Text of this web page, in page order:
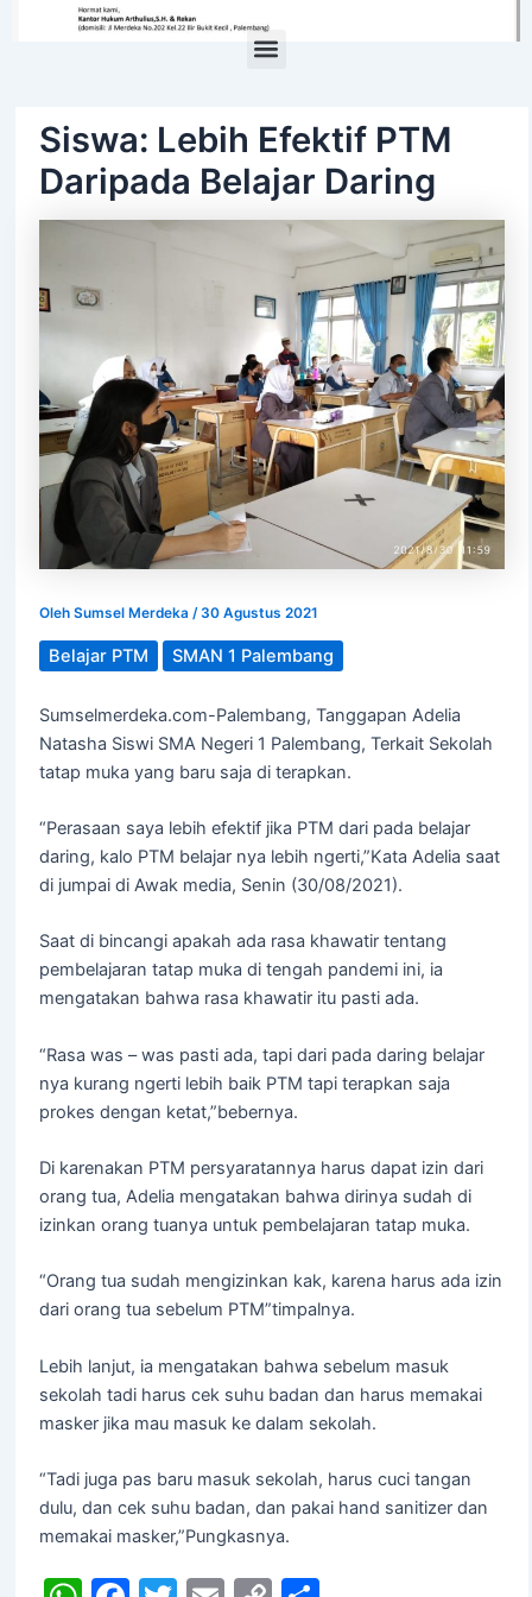
Siswa: Lebih Efektif PTM
Daripada Belajar Daring
Oleh Sumsel Merdeka /30 Agustus 2021
Belajar PTM SMAN 1 Palembang
Sumselmerdeka.com-Palembang, Tanggapan Adelia
Natasha Siswi SMA Negeri 1 Palembang, Terkait Sekolah
tatap muka yang baru saja di terapkan.
“Perasaan saya lebih efektif jika PTM dari pada belajar
daring, kalo PTM belajar nya lebih ngerti,”Kata Adelia saat
di jumpai di Awak media, Senin (30/08/2021).
Saat di bincangi apakah ada rasa khawatir tentang
pembelajaran tatap muka di tengah pandemi ini, ia
mengatakan bahwa rasa khawatir itu pasti ada.
“Rasa was – was pasti ada, tapi dari pada daring belajar
nya kurang ngerti lebih baik PTM tapi terapkan saja
prokes dengan ketat,”bebernya.
Di karenakan PTM persyaratannya harus dapat izin dari
orang tua, Adelia mengatakan bahwa dirinya sudah di
izinkan orang tuanya untuk pembelajaran tatap muka.
“Orang tua sudah mengizinkan kak, karena harus ada izin
dari orang tua sebelum PTM”timpalnya.
Lebih lanjut, ia mengatakan bahwa sebelum masuk
sekolah tadi harus cek suhu badan dan harus memakai
masker jika mau masuk ke dalam sekolah.
“Tadi juga pas baru masuk sekolah, harus cuci tangan
dulu, dan cek suhu badan, dan pakai hand sanitizer dan
memakai masker,”Pungkasnya.